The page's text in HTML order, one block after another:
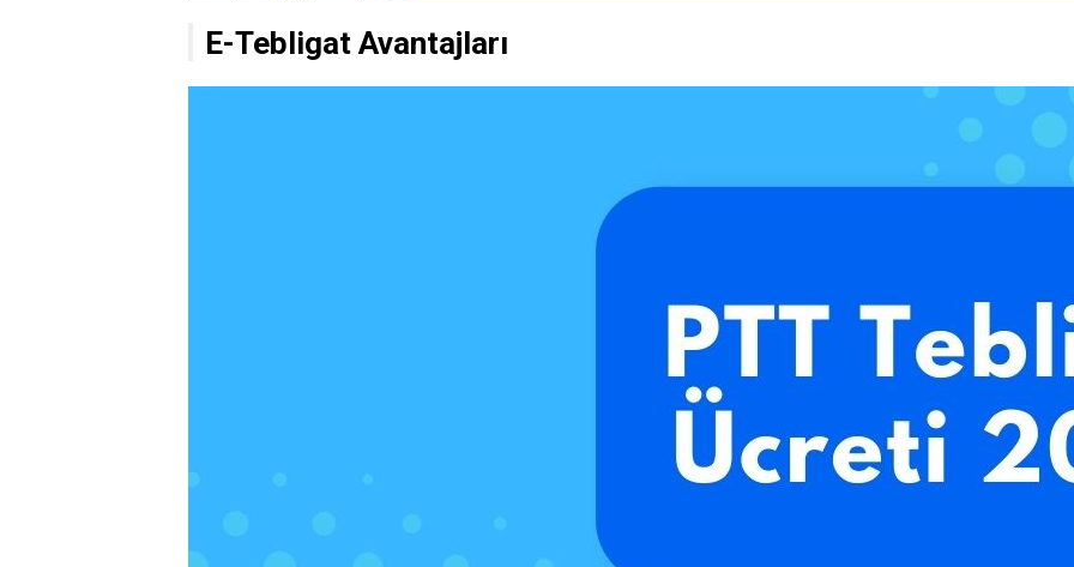
E-Tebligat Avantajları